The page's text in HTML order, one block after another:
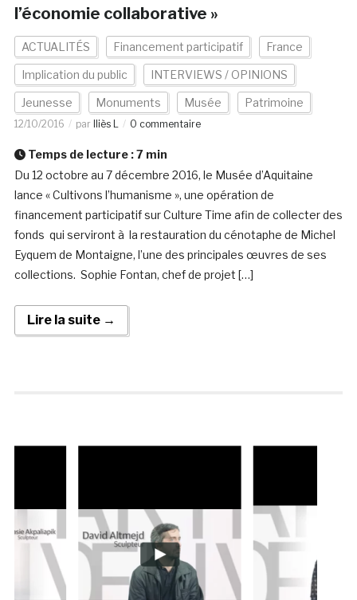
l’économie collaborative »
ACTUALITÉS Financement participatif France
Implication du public INTERVIEWS / OPINIONS
Jeunesse Monuments Musée Patrimoine
12/10/2016 par Iliès L 0 commentaire
Temps de lecture :7 min
Du 12 octobre au 7 décembre 2016, le Musée d’Aquitaine
lance « Cultivons l’humanisme », une opération de
financement participatif sur Culture Time afin de collecter des
fonds qui serviront à la restauration du cénotaphe de Michel
Eyquem de Montaigne, l’une des principales œuvres de ses
collections. Sophie Fontan, chef de projet […]
Lire la suite →